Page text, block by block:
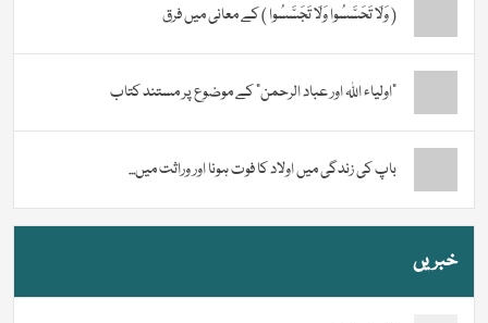
( وَلَا تَحَسَّسُوا وَلَا تَجَسَّسُوا ) کے معانی میں فرق
“اولیاء اللہ اور عباد الرحمن” کے موضوع پر مستند کتاب
باپ کی زندگی میں اولاد کا فوت ہونا اور وراثت میں...
خبریں